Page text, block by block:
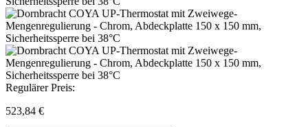
Regulärer Preis:
523,84 €